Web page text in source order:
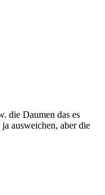
die Daumen das es
ausweichen, aber die